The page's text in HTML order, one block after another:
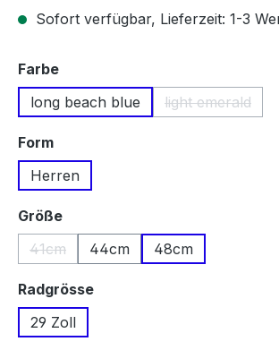
Sofort verfügbar, Lieferzeit: 1-3
Farbeauswählen
long beach blue
light emerald
(Diese
Formauswählen
Herren
Größeauswählen
41cm
(Diese Option ist zurzeit nicht
44cm 48cm
Radgrösseauswählen
29 Zoll